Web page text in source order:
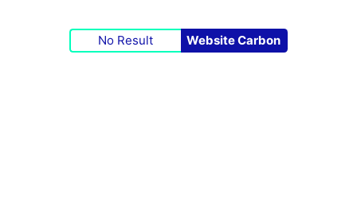
No Result Website Carbon